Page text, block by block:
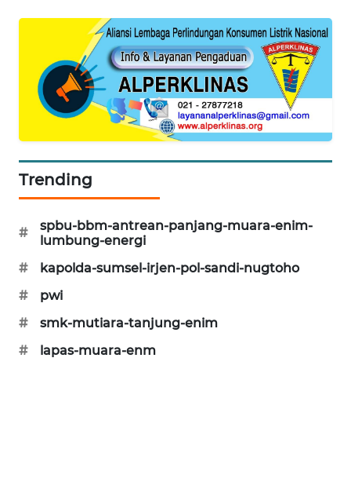
Trending
#
spbu-bbm-antrean-panjang-muara-enim-
lumbung-energi
#
kapolda-sumsel-irjen-pol-sandi-nugtoho
#
pwi
#
smk-mutiara-tanjung-enim
#
lapas-muara-enm
JAKARTA
NEWS
KRT
KARING
JURNAL
HUMBANG
GARONGGANG